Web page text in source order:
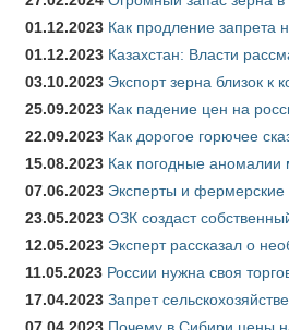
01.12.2023 Как продление запрета
01.12.2023 Казахстан: Власти
03.10.2023 Экспорт зерна близок к
25.09.2023 Как падение цен на
22.09.2023 Как дорогое горючее
15.08.2023 Как погодные аномалии
07.06.2023 Эксперты и фермерские
23.05.2023 ОЗК создаст
12.05.2023 Эксперт рассказал о
11.05.2023 России нужна своя
17.04.2023 Запрет